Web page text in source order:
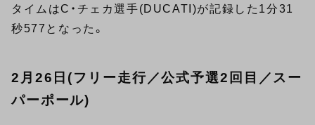
タイムはC・チェカ選手(DUCATI)が記録した1分31
秒577となった。
2月26日(フリー走行／公式予選2回目／スー
パーポール)